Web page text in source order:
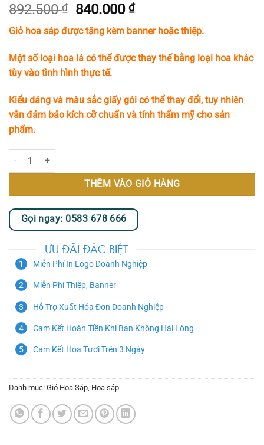
892.500₫
Giá
gốc
là:
892.500 ₫.
840.000₫Giá
hiện
tại
là:
840.000 ₫.
Giỏ hoa sáp được tặng kèm banner hoặc thiệp.
Một số loại hoa lá có thể được thay thế bằng loại hoa khác
tùy vào tình hình thực tế.
Kiểu dáng và màu sắc giấy gói có thể thay đổi, tuy nhiên
vẫn đảm bảo kích cỡ chuẩn và tính thẩm mỹ cho sản
phẩm.
Giỏ Hoa Sáp và Hoa Lụa Pastel Rực Rỡ – Món Quà Sang Trọng Cho
THÊM VÀO GIỎ HÀNG
Gọi ngay: 0583 678 666
ƯU ĐÃI ĐẶC BIỆT
Miễn Phí In Logo Doanh Nghiệp
Miễn Phí Thiệp, Banner
Hỗ Trợ Xuất Hóa Đơn Doanh Nghiệp
Cam Kết Hoàn Tiền Khi Bạn Không Hài Lòng
Cam Kết Hoa Tươi Trên 3 Ngày
Danh mục: Giỏ Hoa Sáp Hoa sáp